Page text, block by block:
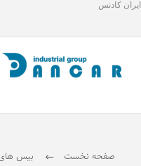
ایران کادنس
صفحه نخست بیس